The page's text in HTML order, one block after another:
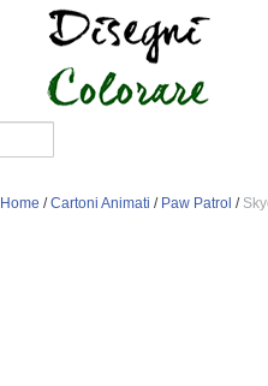
Home /Cartoni Animati / Paw Patrol /